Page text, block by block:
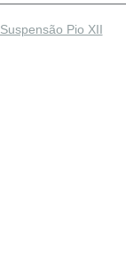
Suspensão Pio XII